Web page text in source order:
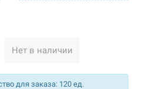
Нет в наличии
для заказа: 120 ед.